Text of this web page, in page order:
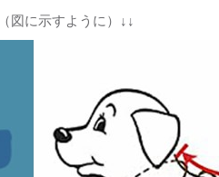
図に示すように）↓↓